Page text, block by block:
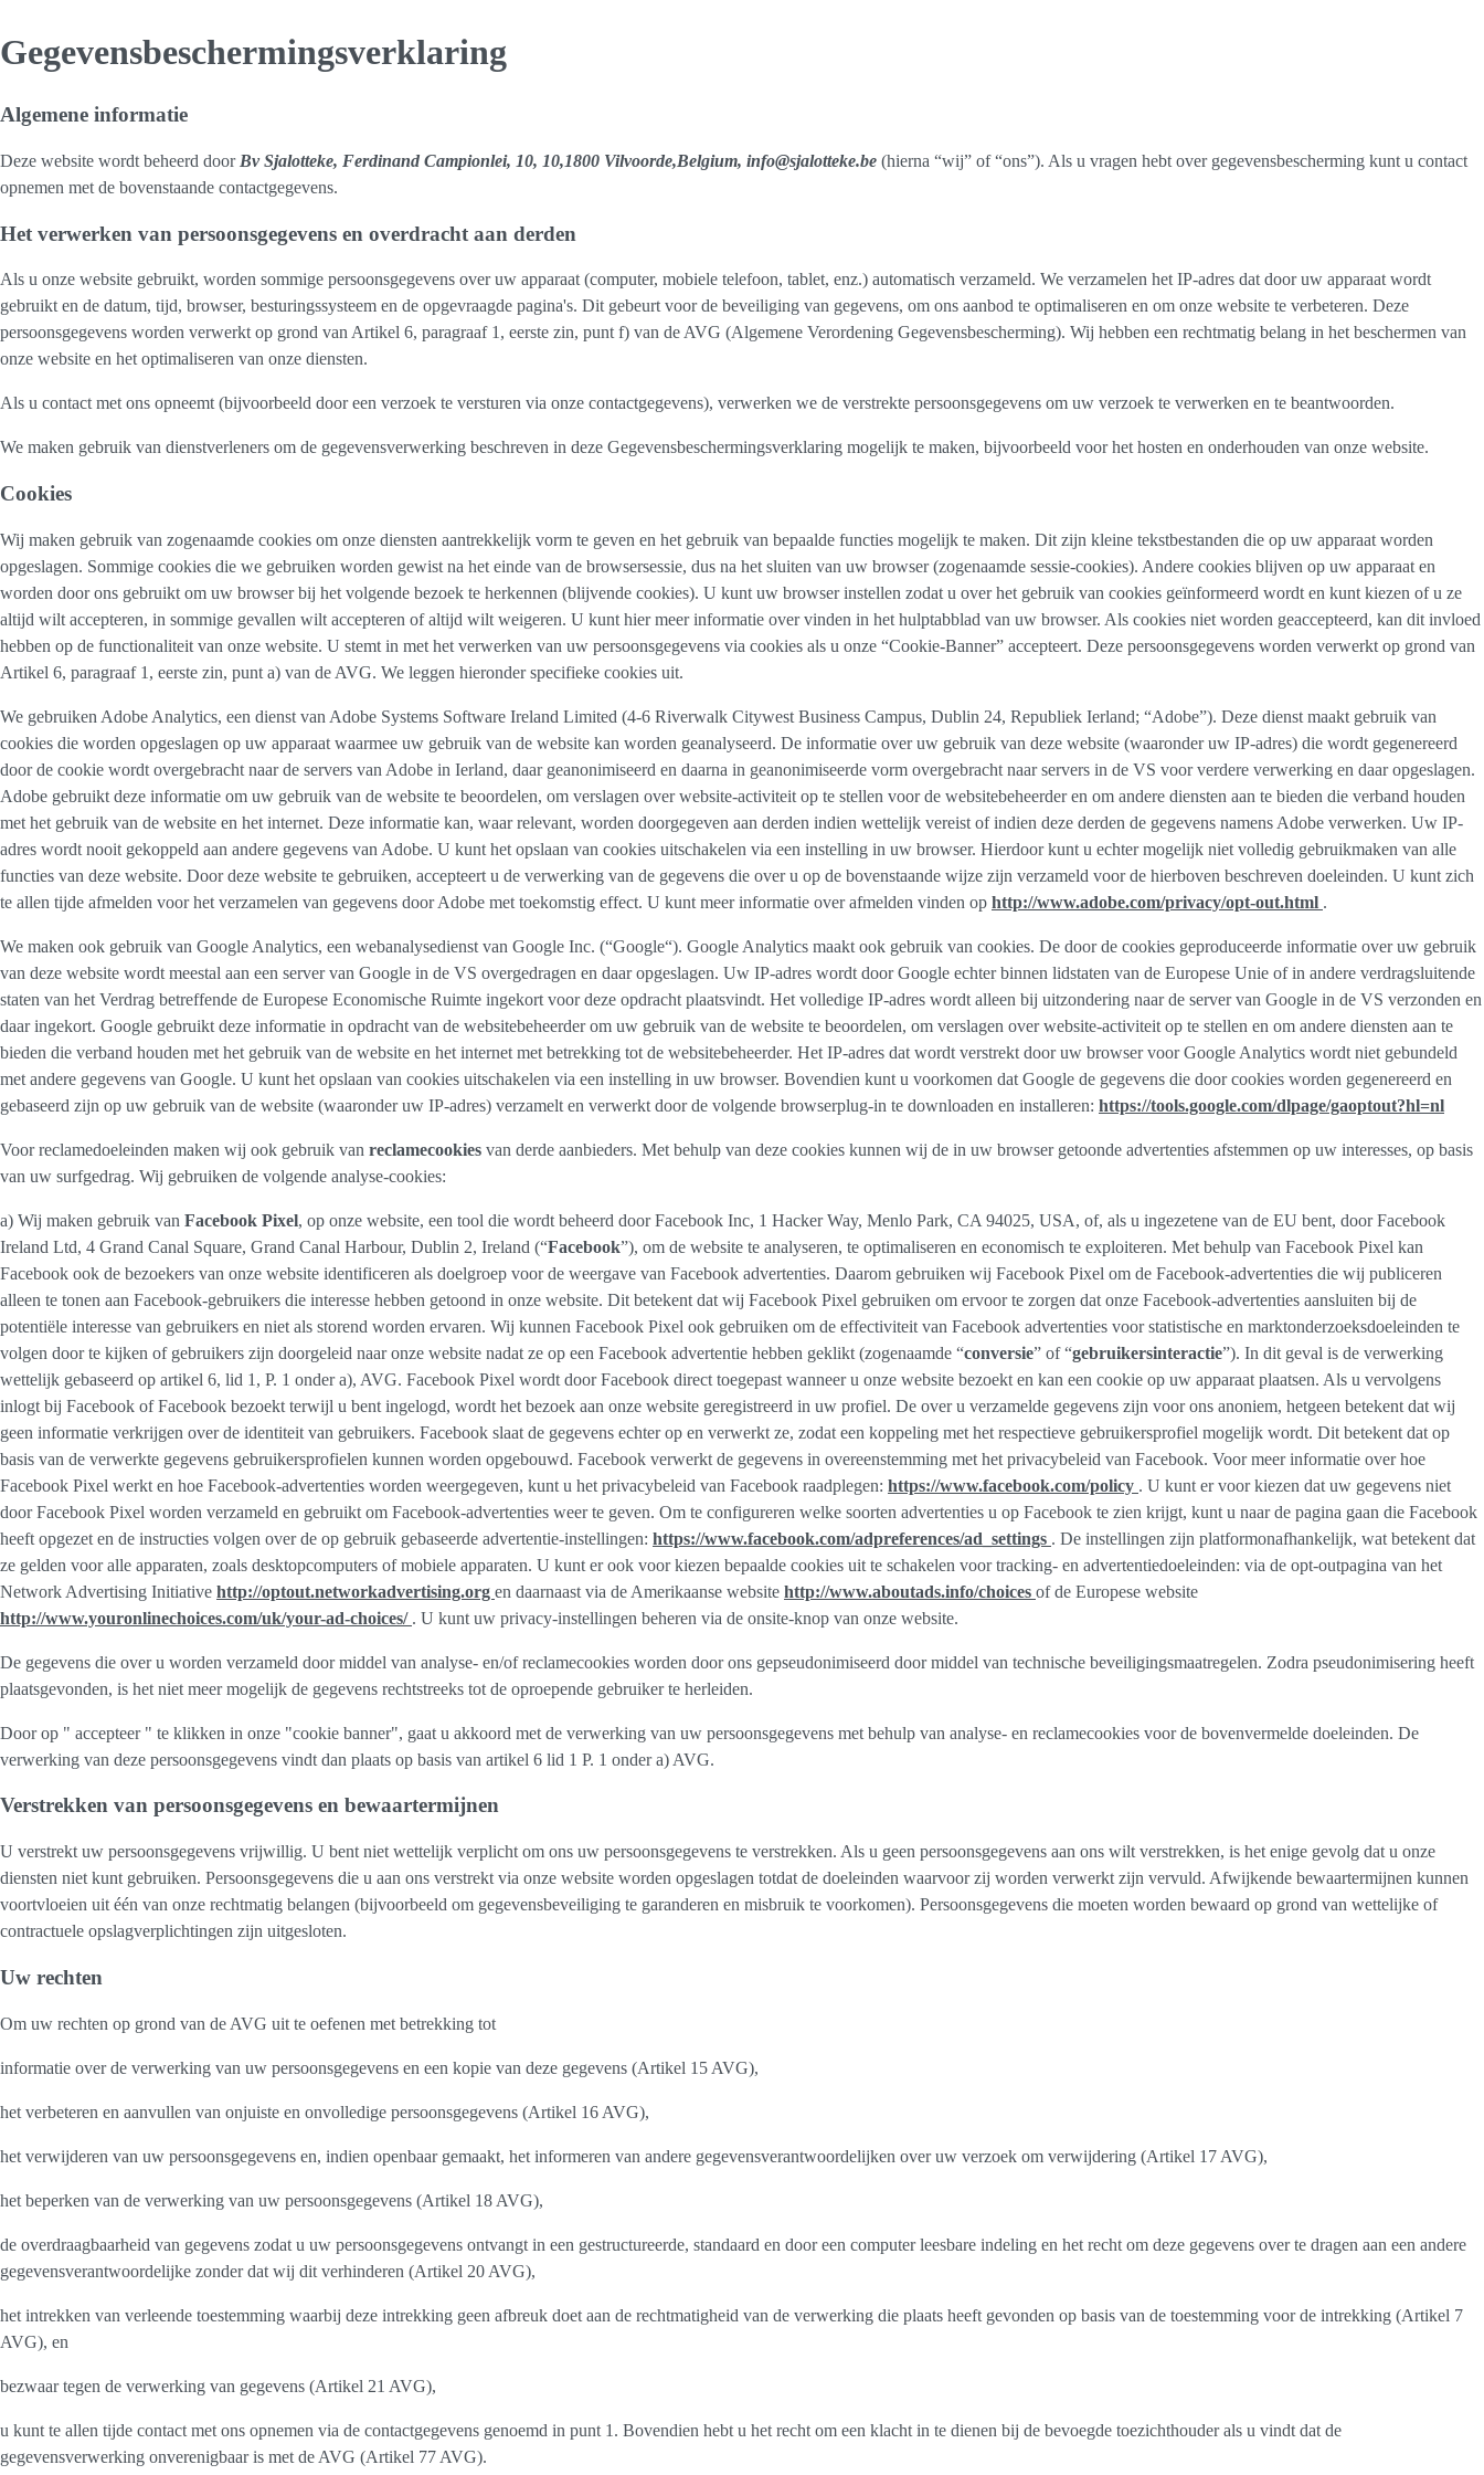
Gegevensbeschermingsverklaring
Algemene informatie
Deze website wordt beheerd door Bv Sjalotteke, Ferdinand Campionlei, 10, 10,1800 Vilvoorde,Belgium, info@sjalotteke.be (hierna “wij” of “ons”). Als u vragen hebt over gegevensbescherming kunt u contact
opnemen met de bovenstaande contactgegevens.
Het verwerken van persoonsgegevens en overdracht aan derden
Als u onze website gebruikt, worden sommige persoonsgegevens over uw apparaat (computer, mobiele telefoon, tablet, enz.) automatisch verzameld. We verzamelen het IP-adres dat door uw apparaat wordt
gebruikt en de datum, tijd, browser, besturingssysteem en de opgevraagde pagina's. Dit gebeurt voor de beveiliging van gegevens, om ons aanbod te optimaliseren en om onze website te verbeteren. Deze
persoonsgegevens worden verwerkt op grond van Artikel 6, paragraaf 1, eerste zin, punt f) van de AVG (Algemene Verordening Gegevensbescherming). Wij hebben een rechtmatig belang in het beschermen van
onze website en het optimaliseren van onze diensten.
Als u contact met ons opneemt (bijvoorbeeld door een verzoek te versturen via onze contactgegevens), verwerken we de verstrekte persoonsgegevens om uw verzoek te verwerken en te beantwoorden.
We maken gebruik van dienstverleners om de gegevensverwerking beschreven in deze Gegevensbeschermingsverklaring mogelijk te maken, bijvoorbeeld voor het hosten en onderhouden van onze website.
Cookies
Wij maken gebruik van zogenaamde cookies om onze diensten aantrekkelijk vorm te geven en het gebruik van bepaalde functies mogelijk te maken. Dit zijn kleine tekstbestanden die op uw apparaat worden
opgeslagen. Sommige cookies die we gebruiken worden gewist na het einde van de browsersessie, dus na het sluiten van uw browser (zogenaamde sessie-cookies). Andere cookies blijven op uw apparaat en
worden door ons gebruikt om uw browser bij het volgende bezoek te herkennen (blijvende cookies). U kunt uw browser instellen zodat u over het gebruik van cookies geïnformeerd wordt en kunt kiezen of u ze
altijd wilt accepteren, in sommige gevallen wilt accepteren of altijd wilt weigeren. U kunt hier meer informatie over vinden in het hulptabblad van uw browser. Als cookies niet worden geaccepteerd, kan dit invloed
hebben op de functionaliteit van onze website. U stemt in met het verwerken van uw persoonsgegevens via cookies als u onze “Cookie-Banner” accepteert. Deze persoonsgegevens worden verwerkt op grond van
Artikel 6, paragraaf 1, eerste zin, punt a) van de AVG. We leggen hieronder specifieke cookies uit.
We gebruiken Adobe Analytics, een dienst van Adobe Systems Software Ireland Limited (4-6 Riverwalk Citywest Business Campus, Dublin 24, Republiek Ierland; “Adobe”). Deze dienst maakt gebruik van
cookies die worden opgeslagen op uw apparaat waarmee uw gebruik van de website kan worden geanalyseerd. De informatie over uw gebruik van deze website (waaronder uw IP-adres) die wordt gegenereerd
door de cookie wordt overgebracht naar de servers van Adobe in Ierland, daar geanonimiseerd en daarna in geanonimiseerde vorm overgebracht naar servers in de VS voor verdere verwerking en daar opgeslagen.
Adobe gebruikt deze informatie om uw gebruik van de website te beoordelen, om verslagen over website-activiteit op te stellen voor de websitebeheerder en om andere diensten aan te bieden die verband houden
met het gebruik van de website en het internet. Deze informatie kan, waar relevant, worden doorgegeven aan derden indien wettelijk vereist of indien deze derden de gegevens namens Adobe verwerken. Uw IP-
adres wordt nooit gekoppeld aan andere gegevens van Adobe. U kunt het opslaan van cookies uitschakelen via een instelling in uw browser. Hierdoor kunt u echter mogelijk niet volledig gebruikmaken van alle
functies van deze website. Door deze website te gebruiken, accepteert u de verwerking van de gegevens die over u op de bovenstaande wijze zijn verzameld voor de hierboven beschreven doeleinden. U kunt zich
te allen tijde afmelden voor het verzamelen van gegevens door Adobe met toekomstig effect. U kunt meer informatie over afmelden vinden op http://www.adobe.com/privacy/opt-out.html .
We maken ook gebruik van Google Analytics, een webanalysedienst van Google Inc. (“Google“). Google Analytics maakt ook gebruik van cookies. De door de cookies geproduceerde informatie over uw gebruik
van deze website wordt meestal aan een server van Google in de VS overgedragen en daar opgeslagen. Uw IP-adres wordt door Google echter binnen lidstaten van de Europese Unie of in andere verdragsluitende
staten van het Verdrag betreffende de Europese Economische Ruimte ingekort voor deze opdracht plaatsvindt. Het volledige IP-adres wordt alleen bij uitzondering naar de server van Google in de VS verzonden en
daar ingekort. Google gebruikt deze informatie in opdracht van de websitebeheerder om uw gebruik van de website te beoordelen, om verslagen over website-activiteit op te stellen en om andere diensten aan te
bieden die verband houden met het gebruik van de website en het internet met betrekking tot de websitebeheerder. Het IP-adres dat wordt verstrekt door uw browser voor Google Analytics wordt niet gebundeld
met andere gegevens van Google. U kunt het opslaan van cookies uitschakelen via een instelling in uw browser. Bovendien kunt u voorkomen dat Google de gegevens die door cookies worden gegenereerd en
gebaseerd zijn op uw gebruik van de website (waaronder uw IP-adres) verzamelt en verwerkt door de volgende browserplug-in te downloaden en installeren: https://tools.google.com/dlpage/gaoptout?hl=nl
Voor reclamedoeleinden maken wij ook gebruik van reclamecookies van derde aanbieders. Met behulp van deze cookies kunnen wij de in uw browser getoonde advertenties afstemmen op uw interesses, op basis
van uw surfgedrag. Wij gebruiken de volgende analyse-cookies:
a) Wij maken gebruik van Facebook Pixel, op onze website, een tool die wordt beheerd door Facebook Inc, 1 Hacker Way, Menlo Park, CA 94025, USA, of, als u ingezetene van de EU bent, door Facebook
Ireland Ltd, 4 Grand Canal Square, Grand Canal Harbour, Dublin 2, Ireland (“Facebook”), om de website te analyseren, te optimaliseren en economisch te exploiteren. Met behulp van Facebook Pixel kan
Facebook ook de bezoekers van onze website identificeren als doelgroep voor de weergave van Facebook advertenties. Daarom gebruiken wij Facebook Pixel om de Facebook-advertenties die wij publiceren
alleen te tonen aan Facebook-gebruikers die interesse hebben getoond in onze website. Dit betekent dat wij Facebook Pixel gebruiken om ervoor te zorgen dat onze Facebook-advertenties aansluiten bij de
potentiële interesse van gebruikers en niet als storend worden ervaren. Wij kunnen Facebook Pixel ook gebruiken om de effectiviteit van Facebook advertenties voor statistische en marktonderzoeksdoeleinden te
volgen door te kijken of gebruikers zijn doorgeleid naar onze website nadat ze op een Facebook advertentie hebben geklikt (zogenaamde “conversie” of “gebruikersinteractie”). In dit geval is de verwerking
wettelijk gebaseerd op artikel 6, lid 1, P. 1 onder a), AVG. Facebook Pixel wordt door Facebook direct toegepast wanneer u onze website bezoekt en kan een cookie op uw apparaat plaatsen. Als u vervolgens
inlogt bij Facebook of Facebook bezoekt terwijl u bent ingelogd, wordt het bezoek aan onze website geregistreerd in uw profiel. De over u verzamelde gegevens zijn voor ons anoniem, hetgeen betekent dat wij
geen informatie verkrijgen over de identiteit van gebruikers. Facebook slaat de gegevens echter op en verwerkt ze, zodat een koppeling met het respectieve gebruikersprofiel mogelijk wordt. Dit betekent dat op
basis van de verwerkte gegevens gebruikersprofielen kunnen worden opgebouwd. Facebook verwerkt de gegevens in overeenstemming met het privacybeleid van Facebook. Voor meer informatie over hoe
Facebook Pixel werkt en hoe Facebook-advertenties worden weergegeven, kunt u het privacybeleid van Facebook raadplegen: https://www.facebook.com/policy . U kunt er voor kiezen dat uw gegevens niet
door Facebook Pixel worden verzameld en gebruikt om Facebook-advertenties weer te geven. Om te configureren welke soorten advertenties u op Facebook te zien krijgt, kunt u naar de pagina gaan die Facebook
heeft opgezet en de instructies volgen over de op gebruik gebaseerde advertentie-instellingen: https://www.facebook.com/adpreferences/ad_settings . De instellingen zijn platformonafhankelijk, wat betekent dat
ze gelden voor alle apparaten, zoals desktopcomputers of mobiele apparaten. U kunt er ook voor kiezen bepaalde cookies uit te schakelen voor tracking- en advertentiedoeleinden: via de opt-outpagina van het
Network Advertising Initiative http://optout.networkadvertising.org en daarnaast via de Amerikaanse website http://www.aboutads.info/choices of de Europese website
http://www.youronlinechoices.com/uk/your-ad-choices/ . U kunt uw privacy-instellingen beheren via de onsite-knop van onze website.
De gegevens die over u worden verzameld door middel van analyse- en/of reclamecookies worden door ons gepseudonimiseerd door middel van technische beveiligingsmaatregelen. Zodra pseudonimisering heeft
plaatsgevonden, is het niet meer mogelijk de gegevens rechtstreeks tot de oproepende gebruiker te herleiden.
Door op " accepteer " te klikken in onze "cookie banner", gaat u akkoord met de verwerking van uw persoonsgegevens met behulp van analyse- en reclamecookies voor de bovenvermelde doeleinden. De
verwerking van deze persoonsgegevens vindt dan plaats op basis van artikel 6 lid 1 P. 1 onder a) AVG.
Verstrekken van persoonsgegevens en bewaartermijnen
U verstrekt uw persoonsgegevens vrijwillig. U bent niet wettelijk verplicht om ons uw persoonsgegevens te verstrekken. Als u geen persoonsgegevens aan ons wilt verstrekken, is het enige gevolg dat u onze
diensten niet kunt gebruiken. Persoonsgegevens die u aan ons verstrekt via onze website worden opgeslagen totdat de doeleinden waarvoor zij worden verwerkt zijn vervuld. Afwijkende bewaartermijnen kunnen
voortvloeien uit één van onze rechtmatig belangen (bijvoorbeeld om gegevensbeveiliging te garanderen en misbruik te voorkomen). Persoonsgegevens die moeten worden bewaard op grond van wettelijke of
contractuele opslagverplichtingen zijn uitgesloten.
Uw rechten
Om uw rechten op grond van de AVG uit te oefenen met betrekking tot
informatie over de verwerking van uw persoonsgegevens en een kopie van deze gegevens (Artikel 15 AVG),
het verbeteren en aanvullen van onjuiste en onvolledige persoonsgegevens (Artikel 16 AVG),
het verwijderen van uw persoonsgegevens en, indien openbaar gemaakt, het informeren van andere gegevensverantwoordelijken over uw verzoek om verwijdering (Artikel 17 AVG),
het beperken van de verwerking van uw persoonsgegevens (Artikel 18 AVG),
de overdraagbaarheid van gegevens zodat u uw persoonsgegevens ontvangt in een gestructureerde, standaard en door een computer leesbare indeling en het recht om deze gegevens over te dragen aan een andere
gegevensverantwoordelijke zonder dat wij dit verhinderen (Artikel 20 AVG),
het intrekken van verleende toestemming waarbij deze intrekking geen afbreuk doet aan de rechtmatigheid van de verwerking die plaats heeft gevonden op basis van de toestemming voor de intrekking (Artikel 7
AVG), en
bezwaar tegen de verwerking van gegevens (Artikel 21 AVG),
u kunt te allen tijde contact met ons opnemen via de contactgegevens genoemd in punt 1. Bovendien hebt u het recht om een klacht in te dienen bij de bevoegde toezichthouder als u vindt dat de
gegevensverwerking onverenigbaar is met de AVG (Artikel 77 AVG).